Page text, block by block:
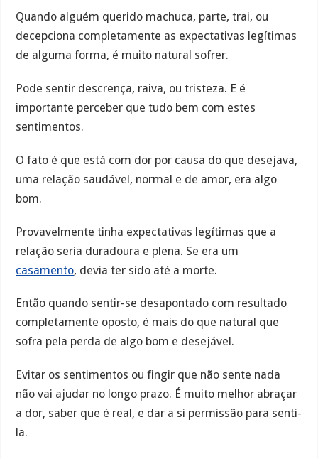
Quando alguém querido machuca, parte, trai, ou
decepciona completamente as expectativas legítimas
de alguma forma, é muito natural sofrer.
Pode sentir descrença, raiva, ou tristeza. E é
importante perceber que tudo bem com estes
sentimentos.
O fato é que está com dor por causa do que desejava,
uma relação saudável, normal e de amor, era algo
bom.
Provavelmente tinha expectativas legítimas que a
relação seria duradoura e plena. Se era um
casamento, devia ter sido até a morte.
Então quando sentir-se desapontado com resultado
completamente oposto, é mais do que natural que
sofra pela perda de algo bom e desejável.
Evitar os sentimentos ou fingir que não sente nada
não vai ajudar no longo prazo. É muito melhor abraçar
a dor, saber que é real, e dar a si permissão para senti-
la.